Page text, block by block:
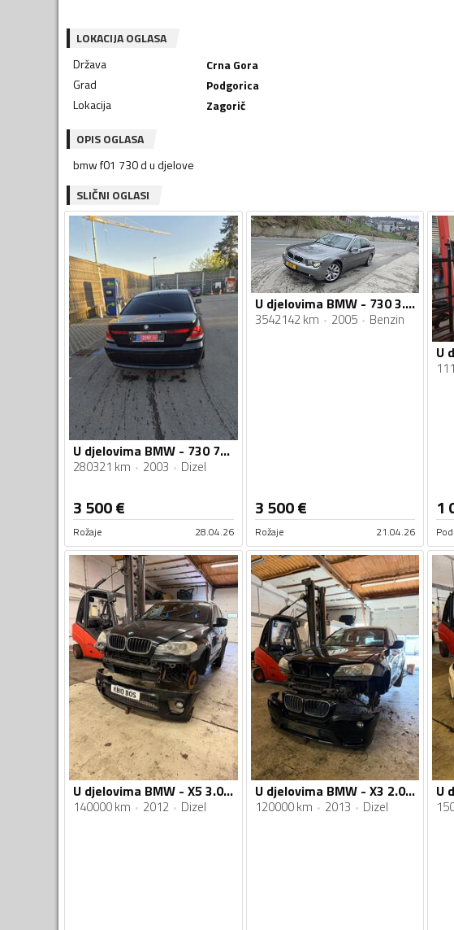
LOKACIJA OGLASA
Država
Crna Gora
Grad
Podgorica
Lokacija
Zagorič
OPIS OGLASA
bmw f01 730 d u djelove
SLIČNI OGLASI
U djelovima BMW - 730 730d
280321 km 2003 Dizel
3 500€
Rožaje 28.04.26
U djelovima BMW - 730 3.0.d
3542142 km 2005 Benzin
3 500€
Rožaje 21.04.26
1
U djelovima BMW - X5 3.0 d
140000 km 2012 Dizel
U djelovima BMW - X3 2.0 d
120000 km 2013 Dizel